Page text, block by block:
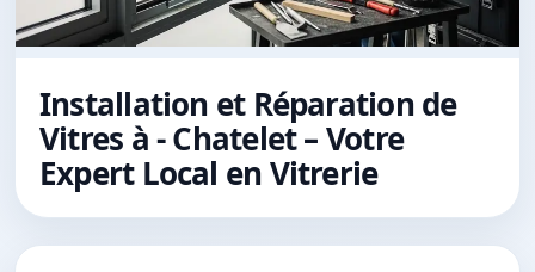
Installation et Réparation de
Vitres à - Chatelet – Votre
Expert Local en Vitrerie